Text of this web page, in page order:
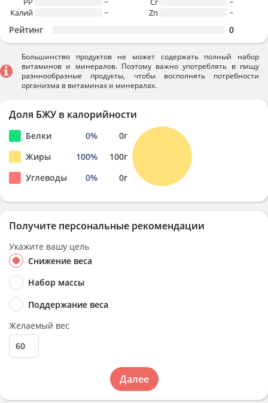
Калий
~
Zn
~
Рейтинг 0
Большинство продуктов не может содержать полный набор
витаминов и минералов. Поэтому важно употреблять в пищу
разннообразные продукты, чтобы восполнять потребности
организма в витаминах и минералах.
Доля БЖУ в калорийности
Белки 0% 0г
Жиры
100% 100г
Углеводы
0% 0г
Получите персональные рекомендации
Укажите вашу цель
Снижение веса
Набор массы
Поддержание веса
Желаемый вес
Далее